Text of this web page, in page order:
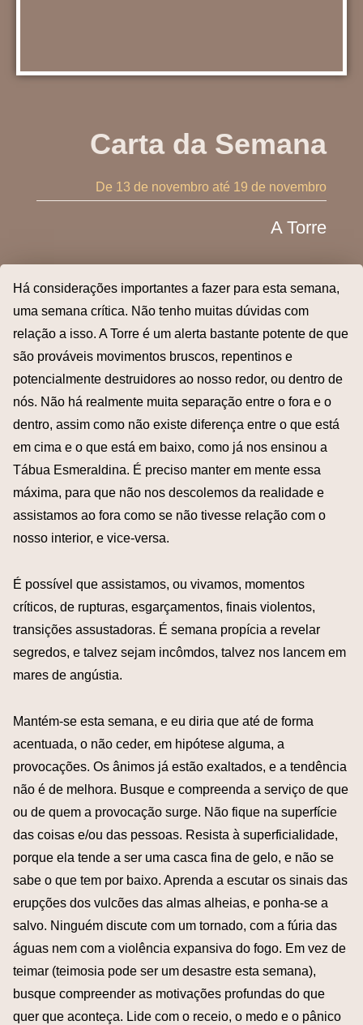
Carta da Semana
De 13 de novembro até 19 de novembro
A Torre
Há considerações importantes a fazer para esta semana,
uma semana crítica. Não tenho muitas dúvidas com
relação a isso. A Torre é um alerta bastante potente de que
são prováveis movimentos bruscos, repentinos e
potencialmente destruidores ao nosso redor, ou dentro de
nós. Não há realmente muita separação entre o fora e o
dentro, assim como não existe diferença entre o que está
em cima e o que está em baixo, como já nos ensinou a
Tábua Esmeraldina. É preciso manter em mente essa
máxima, para que não nos descolemos da realidade e
assistamos ao fora como se não tivesse relação com o
nosso interior, e vice-versa.
É possível que assistamos, ou vivamos, momentos
críticos, de rupturas, esgarçamentos, finais violentos,
transições assustadoras. É semana propícia a revelar
segredos, e talvez sejam incômdos, talvez nos lancem em
mares de angústia.
Mantém-se esta semana, e eu diria que até de forma
acentuada, o não ceder, em hipótese alguma, a
provocações. Os ânimos já estão exaltados, e a tendência
não é de melhora. Busque e compreenda a serviço de que
ou de quem a provocação surge. Não fique na superfície
das coisas e/ou das pessoas. Resista à superficialidade,
porque ela tende a ser uma casca fina de gelo, e não se
sabe o que tem por baixo. Aprenda a escutar os sinais das
erupções dos vulcões das almas alheias, e ponha-se a
salvo. Ninguém discute com um tornado, com a fúria das
águas nem com a violência expansiva do fogo. Em vez de
teimar (teimosia pode ser um desastre esta semana),
busque compreender as motivações profundas do que
quer que aconteça. Lide com o receio, o medo e o pânico